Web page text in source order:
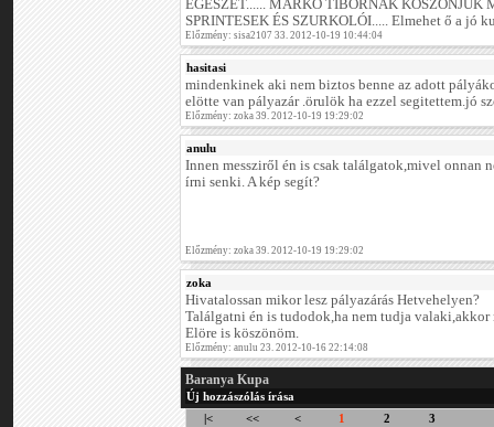
EGÉSZET...... MARKÓ TIBORNAK KÖSZÖNJÜK
SPRINTESEK ÉS SZURKOLÓI..... Elmehet ő a jó
Előzmény: sisa2107 33. 2012-10-19 10:44:04
hasitasi
mindenkinek aki nem biztos benne az adott
elötte van pályazár .örulök ha ezzel segitettem.jó
Előzmény: zoka 39. 2012-10-19 19:29:02
anulu
Innen messziről én is csak találgatok,mivel onnan
írni senki. A kép segít?
Előzmény: zoka 39. 2012-10-19 19:29:02
zoka
Hivatalossan mikor lesz pályazárás Hetvehelyen?
Találgatni én is tudodok,ha nem tudja valaki,akkor
Elöre is köszönöm.
Előzmény: anulu 23. 2012-10-16 22:14:08
Baranya Kupa
Új hozzászólás írása
|<
<< < 1 2 3